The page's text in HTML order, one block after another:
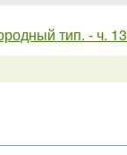
тип. - ч. 13